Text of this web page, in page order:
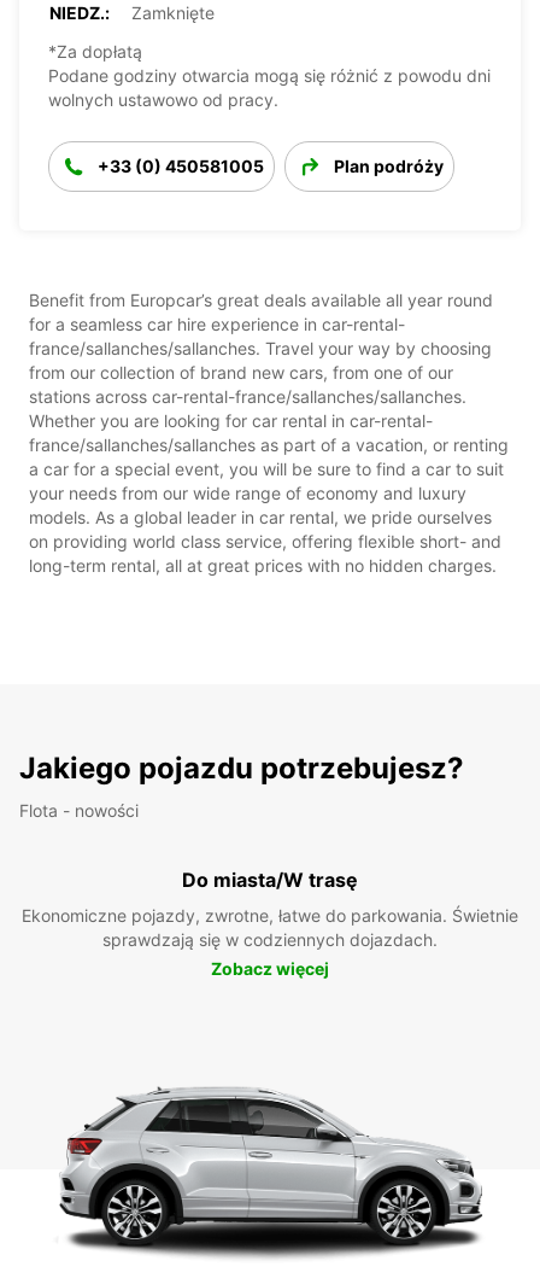
NIEDZ.:
Zamknięte
*Za dopłatą
Podane godziny otwarcia mogą się różnić z powodu dni
wolnych ustawowo od pracy.
+33 (0) 450581005 Plan podróży
Benefit from Europcar’s great deals available all year round
for a seamless car hire experience in car-rental-
france/sallanches/sallanches. Travel your way by choosing
from our collection of brand new cars, from one of our
stations across car-rental-france/sallanches/sallanches.
Whether you are looking for car rental in car-rental-
france/sallanches/sallanches as part of a vacation, or renting
a car for a special event, you will be sure to find a car to suit
your needs from our wide range of economy and luxury
models. As a global leader in car rental, we pride ourselves
on providing world class service, offering flexible short- and
long-term rental, all at great prices with no hidden charges.
Jakiego pojazdu potrzebujesz?
Flota - nowości
Do miasta/W trasę
Ekonomiczne pojazdy, zwrotne, łatwe do parkowania. Świetnie
sprawdzają się w codziennych dojazdach.
Zobacz więcej